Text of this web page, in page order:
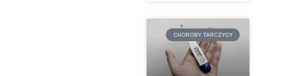
CHOROBY TARCZYCY